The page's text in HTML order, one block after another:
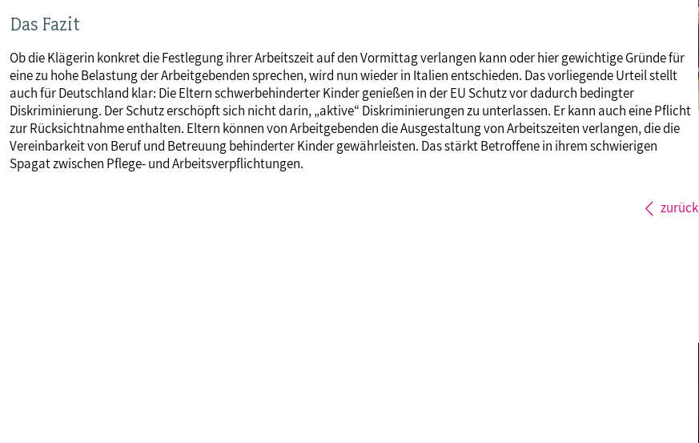
Das Fazit
Ob die Klägerin konkret die Festlegung ihrer Arbeitszeit auf den Vormittag verlangen kann oder hier gewichtige Gründe für
eine zu hohe Belastung der Arbeitgebenden sprechen, wird nun wieder in Italien entschieden. Das vorliegende Urteil stellt
auch für Deutschland klar: Die Eltern schwerbehinderter Kinder genießen in der EU Schutz vor dadurch bedingter
Diskriminierung. Der Schutz erschöpft sich nicht darin, „aktive“ Diskriminierungen zu unterlassen. Er kann auch eine Pflicht
zur Rücksichtnahme enthalten. Eltern können von Arbeitgebenden die Ausgestaltung von Arbeitszeiten verlangen, die die
Vereinbarkeit von Beruf und Betreuung behinderter Kinder gewährleisten. Das stärkt Betroffene in ihrem schwierigen
Spagat zwischen Pflege- und Arbeitsverpflichtungen.
zurück